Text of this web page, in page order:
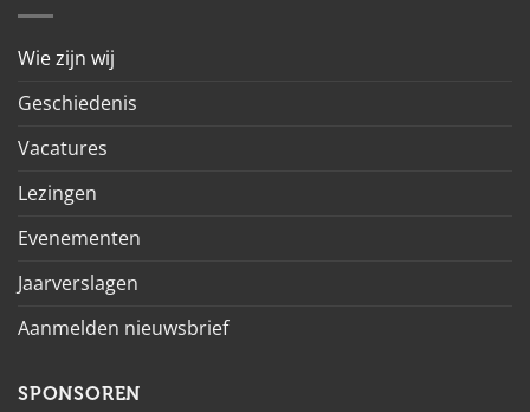
Wie zijn wij
Geschiedenis
Vacatures
Lezingen
Evenementen
Jaarverslagen
Aanmelden nieuwsbrief
SPONSOREN